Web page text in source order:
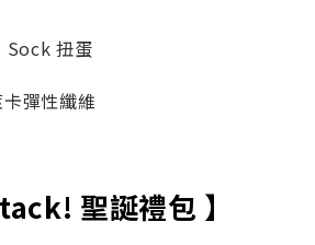
Sock 扭蛋
彈性纖維
聖誕禮包 】